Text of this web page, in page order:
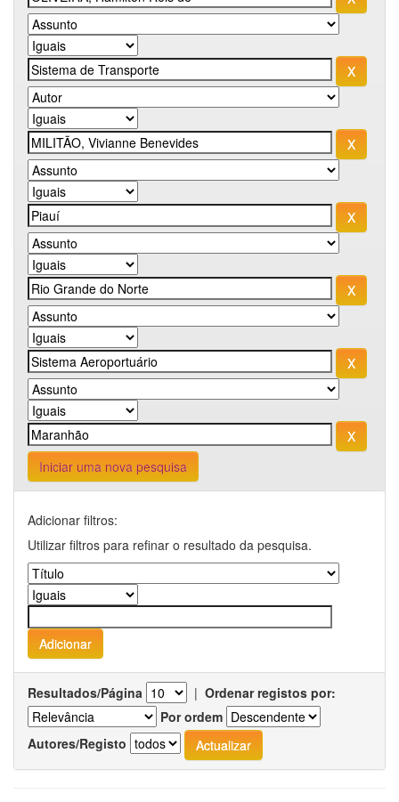
Iniciar uma nova pesquisa
Adicionar filtros:
Utilizar filtros para refinar o resultado da pesquisa.
Resultados/Página | Ordenar registos por:
Por ordem
Autores/Registo